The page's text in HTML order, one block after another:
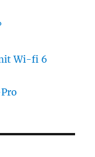
Wi-fi 6